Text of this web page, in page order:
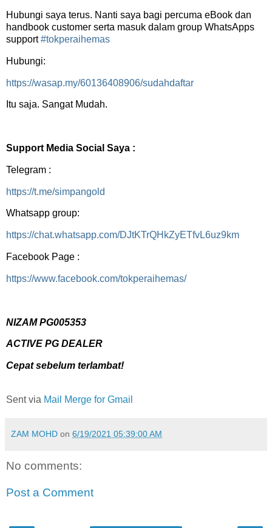
Hubungi saya terus. Nanti saya bagi percuma eBook dan
handbook customer serta masuk dalam group WhatsApps
support#tokperaihemas
Hubungi:
https://wasap.my/60136408906/sudahdaftar
Itu saja. Sangat Mudah.
Support Media Social Saya :
Telegram :
https://t.me/simpangold
Whatsapp group:
https://chat.whatsapp.com/DJtKTrQHkZyETfvL6uz9km
Facebook Page :
https://www.facebook.com/tokperaihemas/
NIZAM PG005353
ACTIVE PG DEALER
Cepat sebelum terlambat!
Sent via Mail Merge for Gmail
ZAM MOHD on 6/19/2021 05:39:00 AM
No comments:
Post a Comment